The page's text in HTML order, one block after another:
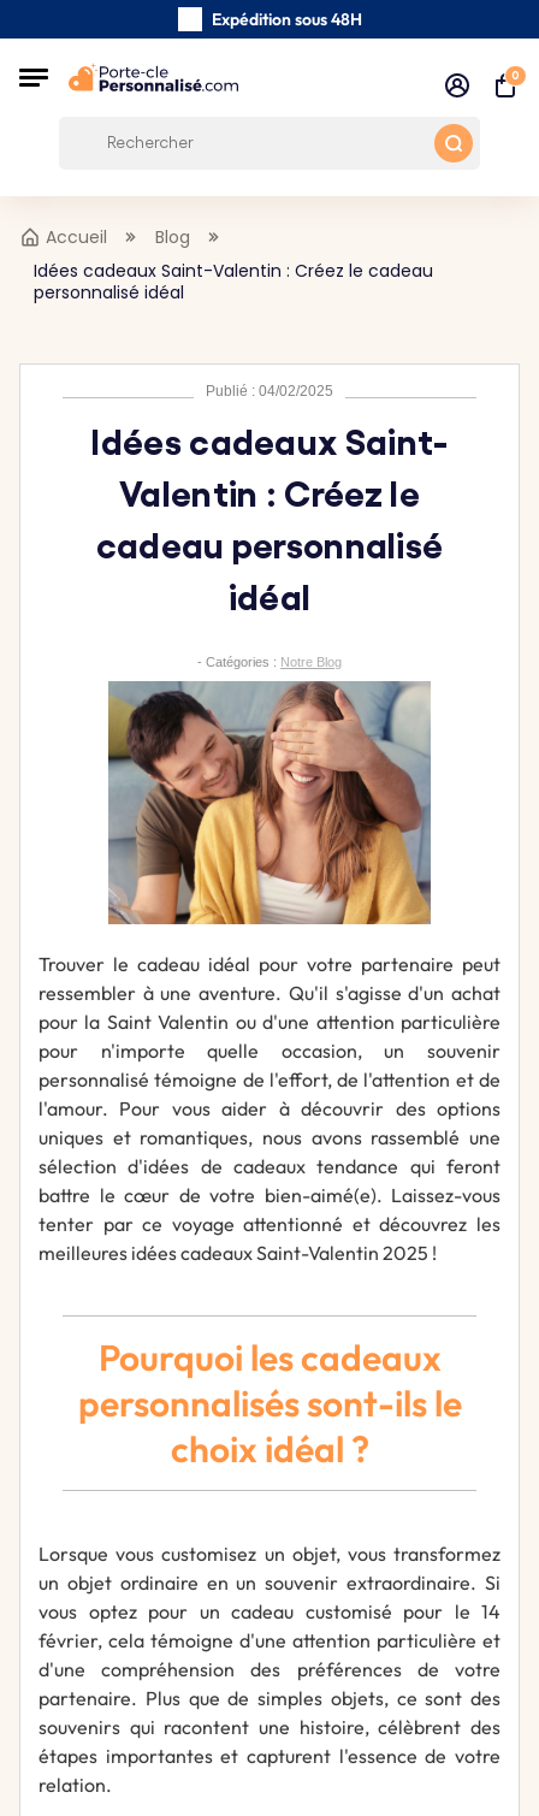
Expédition sous 48H
Avis des clients:
Frais de port gratuits à partir de 39 €
0
Accueil
Blog
Idées cadeaux Saint-Valentin : Créez le cadeau
personnalisé idéal
Publié : 04/02/2025
Idées cadeaux Saint-
Valentin : Créez le
cadeau personnalisé
idéal
- Catégories : Notre Blog
Trouver le cadeau idéal pour votre partenaire peut
ressembler à une aventure. Qu'il s'agisse d'un achat
pour la Saint Valentin ou d'une attention particulière
pour n'importe quelle occasion, un souvenir
personnalisé témoigne de l'effort, de l'attention et de
l'amour. Pour vous aider à découvrir des options
uniques et romantiques, nous avons rassemblé une
sélection d'idées de cadeaux tendance qui feront
battre le cœur de votre bien-aimé(e). Laissez-vous
tenter par ce voyage attentionné et découvrez les
meilleures idées cadeaux Saint-Valentin 2025 !
Pourquoi les cadeaux
personnalisés sont-ils le
choix idéal ?
Lorsque vous customisez un objet, vous transformez
un objet ordinaire en un souvenir extraordinaire. Si
vous optez pour un cadeau customisé pour le 14
février, cela témoigne d'une attention particulière et
d'une compréhension des préférences de votre
partenaire. Plus que de simples objets, ce sont des
souvenirs qui racontent une histoire, célèbrent des
étapes importantes et capturent l'essence de votre
relation.